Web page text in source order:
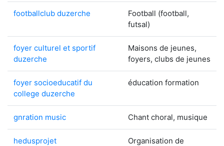
footballclub duzerche
Football (football,
futsal)
foyer culturel et sportif
duzerche
Maisons de jeunes,
foyers, clubs de jeunes
foyer socioeducatif du
college duzerche
éducation formation
gnration music Chant choral, musique
hedusprojet
Organisation de